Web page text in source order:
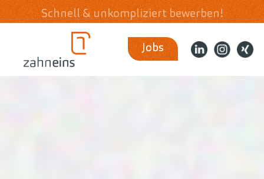
Schnell & unkompliziert bewerben!
Jobs